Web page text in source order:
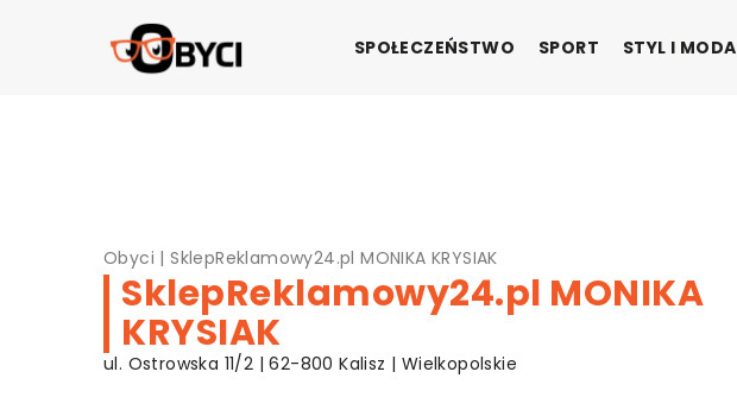
SPOŁECZEŃSTWO SPORT STYL I MODA
Obyci |SklepReklamowy24.pl MONIKA KRYSIAK
SklepReklamowy24.pl MONIKA
KRYSIAK
ul. Ostrowska 11/2 | 62-800 Kalisz | Wielkopolskie